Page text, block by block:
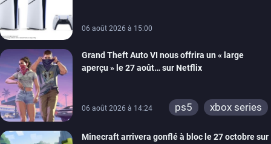
06 août 2026 à 15:00
Grand Theft Auto VI nous offrira un « large
aperçu » le 27 août… sur Netflix
06 août 2026 à 14:24 ps5 xbox series
Minecraft arrivera gonflé à bloc le 27 octobre sur